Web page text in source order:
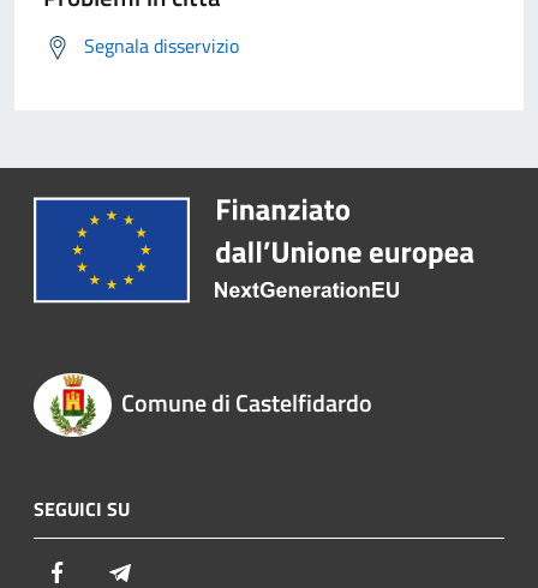
Segnala disservizio
Comune di Castelfidardo
SEGUICI SU
Facebook